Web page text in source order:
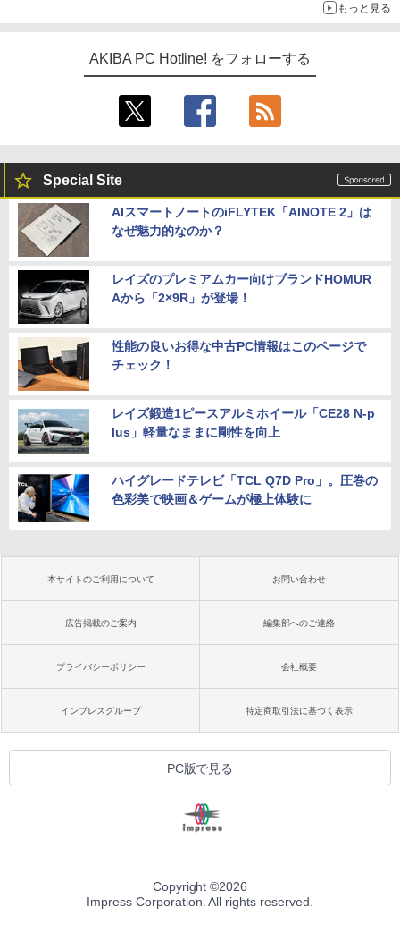
もっと見る
AKIBA PC Hotline! をフォローする
Special Site
AIスマートノートのiFLYTEK「AINOTE 2」は
なぜ魅力的なのか？
レイズのプレミアムカー向けブランドHOMUR
Aから「2×9R」が登場！
性能の良いお得な中古PC情報はこのページで
チェック！
レイズ鍛造1ピースアルミホイール「CE28 N-p
lus」軽量なままに剛性を向上
ハイグレードテレビ「TCL Q7D Pro」。圧巻の
色彩美で映画＆ゲームが極上体験に
本サイトのご利用について お問い合わせ
広告掲載のご案内 編集部へのご連絡
プライバシーポリシー 会社概要
インプレスグループ 特定商取引法に基づく表示
PC版で見る
Copyright ©2026
Impress Corporation. All rights reserved.